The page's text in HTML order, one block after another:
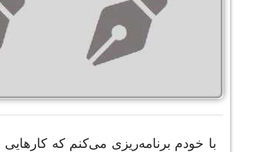
با خودم برنامه‌ریزی می‌کنم که